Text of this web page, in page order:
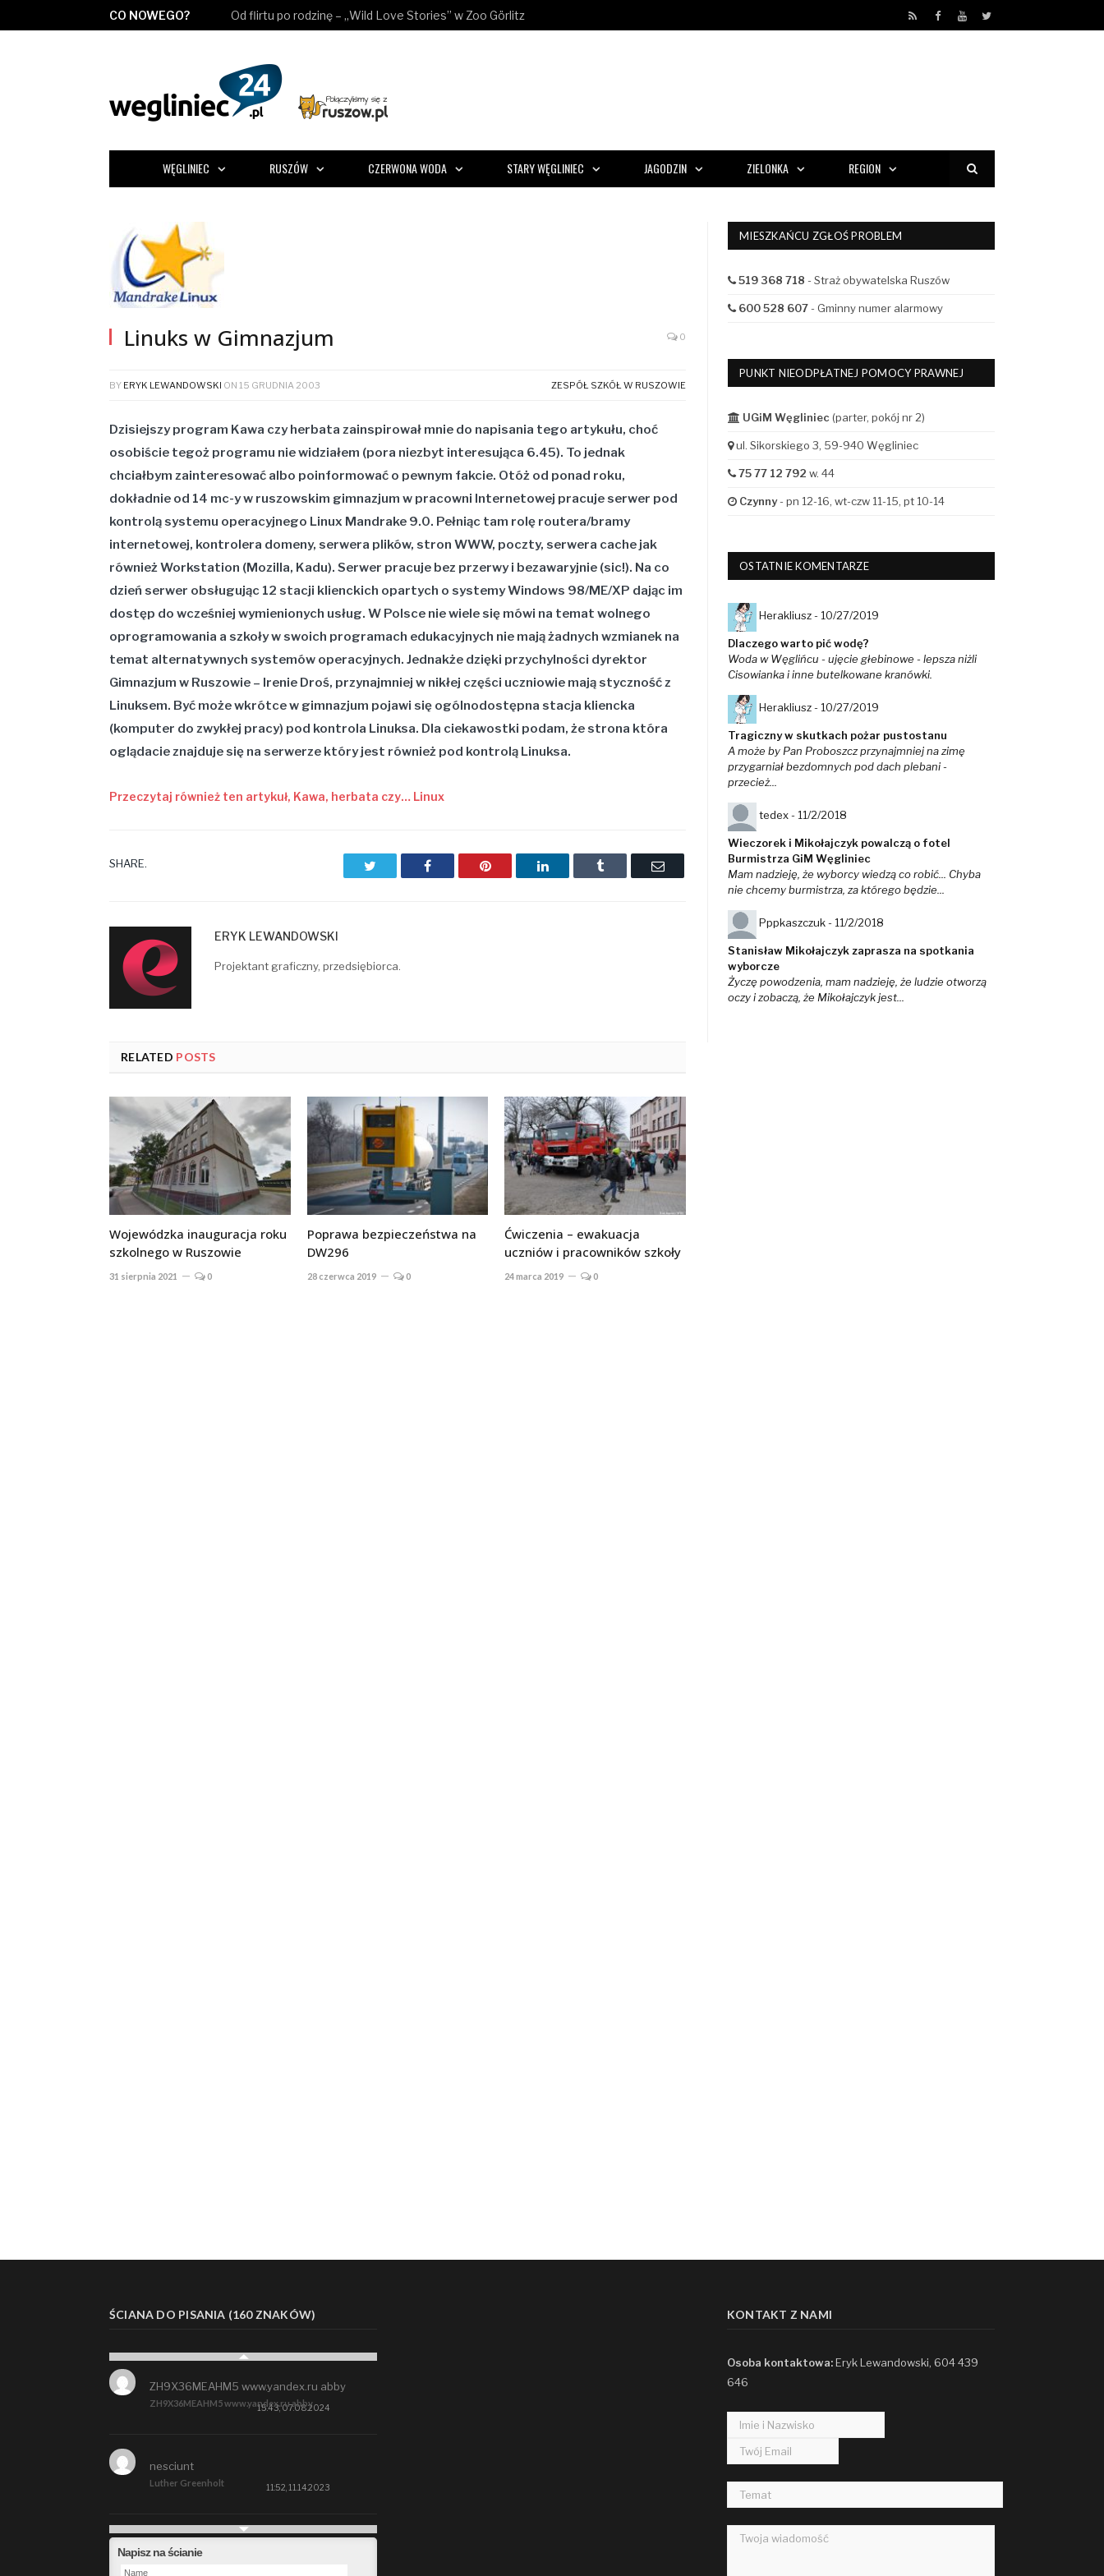
CO NOWEGO? Od flirtu po rodzinę – „Wild Love Stories” w Zoo Görlitz RSS Facebook
YouTube
Twitter
WĘGLINIEC RUSZÓW CZERWONA WODA STARY WĘGLINIEC JAGODZIN ZIELONKA REGION
Linuks w Gimnazjum 0
BY ERYK LEWANDOWSKI ON 15 GRUDNIA 2003 ZESPÓŁ SZKÓŁ W RUSZOWIE
Dzisiejszy program Kawa czy herbata zainspirował mnie do napisania tego artykułu, choć
osobiście tegoż programu nie widziałem (pora niezbyt interesująca 6.45). To jednak
chciałbym zainteresować albo poinformować o pewnym fakcie. Otóż od ponad roku,
dokładnie od 14 mc-y w ruszowskim gimnazjum w pracowni Internetowej pracuje serwer pod
kontrolą systemu operacyjnego Linux Mandrake 9.0. Pełniąc tam rolę routera/bramy
internetowej, kontrolera domeny, serwera plików, stron WWW, poczty, serwera cache jak
również Workstation (Mozilla, Kadu). Serwer pracuje bez przerwy i bezawaryjnie (sic!). Na co
dzień serwer obsługując 12 stacji klienckich opartych o systemy Windows 98/ME/XP dając im
dostęp do wcześniej wymienionych usług. W Polsce nie wiele się mówi na temat wolnego
oprogramowania a szkoły w swoich programach edukacyjnych nie mają żadnych wzmianek na
temat alternatywnych systemów operacyjnych. Jednakże dzięki przychylności dyrektor
Gimnazjum w Ruszowie – Irenie Droś, przynajmniej w nikłej części uczniowie mają styczność z
Linuksem. Być może wkrótce w gimnazjum pojawi się ogólnodostępna stacja kliencka
(komputer do zwykłej pracy) pod kontrola Linuksa. Dla ciekawostki podam, że strona która
oglądacie znajduje się na serwerze który jest również pod kontrolą Linuksa.
Przeczytaj również ten artykuł, Kawa, herbata czy… Linux
SHARE. TwitterFacebookPinterestLinkedInTumblr Email
ERYK LEWANDOWSKI
Projektant graficzny, przedsiębiorca.
RELATED POSTS
Wojewódzka inauguracja roku
szkolnego w Ruszowie
31 sierpnia 2021 0
Poprawa bezpieczeństwa na
DW296
28 czerwca 2019 0
Ćwiczenia – ewakuacja
uczniów i pracowników szkoły
24 marca 2019 0
MIESZKAŃCU ZGŁOŚ PROBLEM
519 368 718 - Straż obywatelska Ruszów
600 528 607- Gminny numer alarmowy
PUNKT NIEODPŁATNEJ POMOCY PRAWNEJ
UGiM Węgliniec (parter, pokój nr 2)
ul. Sikorskiego 3, 59-940 Węgliniec
75 77 12 792 w. 44
Czynny- pn 12-16, wt-czw 11-15, pt 10-14
OSTATNIE KOMENTARZE
Herakliusz - 10/27/2019
Dlaczego warto pić wodę?
Woda w Węglińcu - ujęcie głebinowe - lepsza niżli
Cisowianka i inne butelkowane kranówki.
Herakliusz - 10/27/2019
Tragiczny w skutkach pożar pustostanu
A może by Pan Proboszcz przynajmniej na zimę
przygarniał bezdomnych pod dach plebani -
przecież...
tedex - 11/2/2018
Wieczorek i Mikołajczyk powalczą o fotel
Burmistrza GiM Węgliniec
Mam nadzieję, że wyborcy wiedzą co robić... Chyba
nie chcemy burmistrza, za którego będzie...
Pppkaszczuk - 11/2/2018
Stanisław Mikołajczyk zaprasza na spotkania
wyborcze
Życzę powodzenia, mam nadzieję, że ludzie otworzą
oczy i zobaczą, że Mikołajczyk jest...
ŚCIANA DO PISANIA (160 ZNAKÓW)
ZH9X36MEAHM5 www.yandex.ru abby
ZH9X36MEAHM5 www.yandex.ru abby
15:43, 07.08.2024
Luther Greenholt
nesciunt
11:52, 11.14.2023
Future
Napisz na ścianie
KONTAKT Z NAMI
Osoba kontaktowa:Eryk Lewandowski, 604 439
646